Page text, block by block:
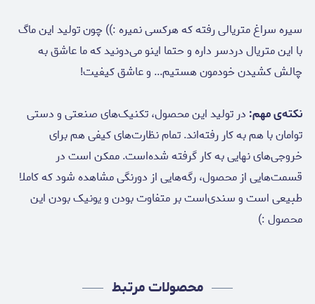
سیره سراغ متریالی رفته که هرکسی نمیره :)) چون تولید این ماگ
با این متریال دردسر داره و حتما اینو می‌دونید که ما عاشق به
چالش کشیدن خودمون هستیم... و عاشق کیفیت!
نکته‌ی مهم: در تولید این محصول، تکنیک‌های صنعتی و دستی
توامان با هم به کار رفته‌اند. تمام نظارت‌های کیفی هم برای
خروجی‌های نهایی به کار گرفته شده‌است. ممکن است در
قسمت‌هایی از محصول، رگه‌هایی از دورنگی مشاهده شود که کاملا
طبیعی است و سندی‌است بر متفاوت بودن و یونیک بودن این
محصول :)
محصولات مرتبط